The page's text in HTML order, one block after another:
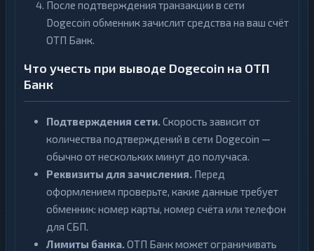
После подтверждения транзакции в сети
Dogecoin обменник зачислит средства на ваш счёт
ОТП Банк.
Что учесть при выводе Dogecoin на ОТП
Банк
Подтверждения сети.Скорость зависит от
количества подтверждений в сети Dogecoin —
обычно от нескольких минут до получаса.
Реквизиты для зачисления. Перед
оформлением проверьте, какие данные требует
обменник: номер карты, номер счёта или телефон
для СБП.
Лимиты банка.ОТП Банк может ограничивать